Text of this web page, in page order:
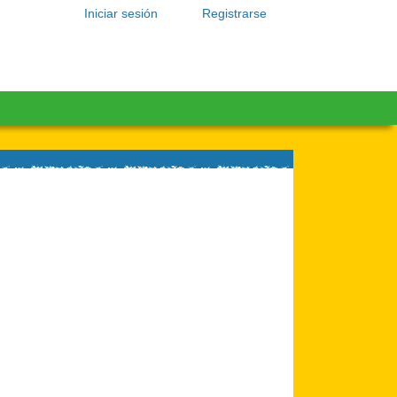
Registrarse
Iniciar sesión